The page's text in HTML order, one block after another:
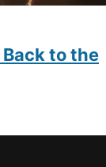
Back to the